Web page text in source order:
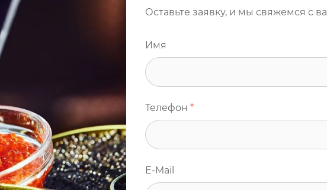
Оставьте заявку, и мы свяжемся с
Имя
Телефон *
E-Mail